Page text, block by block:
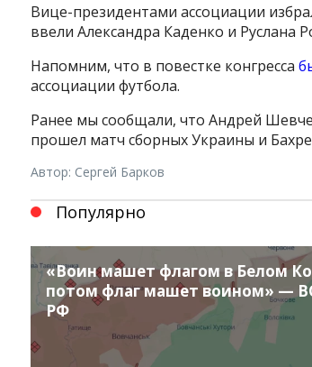
Вице-президентами ассоциации
ввели Александра Каденко и Руслана
Напомним, что в повестке конгресса
ассоциации футбола.
Ранее мы сообщали, что Андрей
прошел матч сборных Украины и
Автор: Сергей Барков
Популярно
«Воин машет флагом в Белом
потом флаг машет воином» —
РФ